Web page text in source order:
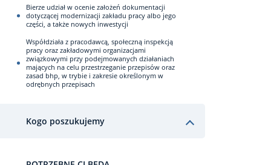
Bierze udział w ocenie założeń dokumentacji
dotyczącej modernizacji zakładu pracy albo jego
części, a także nowych inwestycji
Współdziała z pracodawcą, społeczną inspekcją
pracy oraz zakładowymi organizacjami
związkowymi przy podejmowanych działaniach
mających na celu przestrzeganie przepisów oraz
zasad bhp, w trybie i zakresie określonym w
odrębnych przepisach
Kogo poszukujemy